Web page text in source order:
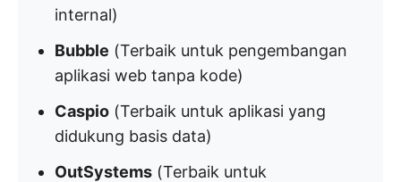
internal)
Bubble (Terbaik untuk pengembangan
aplikasi web tanpa kode)
Caspio (Terbaik untuk aplikasi yang
didukung basis data)
OutSystems (Terbaik untuk